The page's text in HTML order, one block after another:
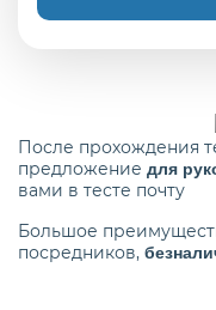
После прохождения
предложение для
вами в тесте почту
Большое
посредников,